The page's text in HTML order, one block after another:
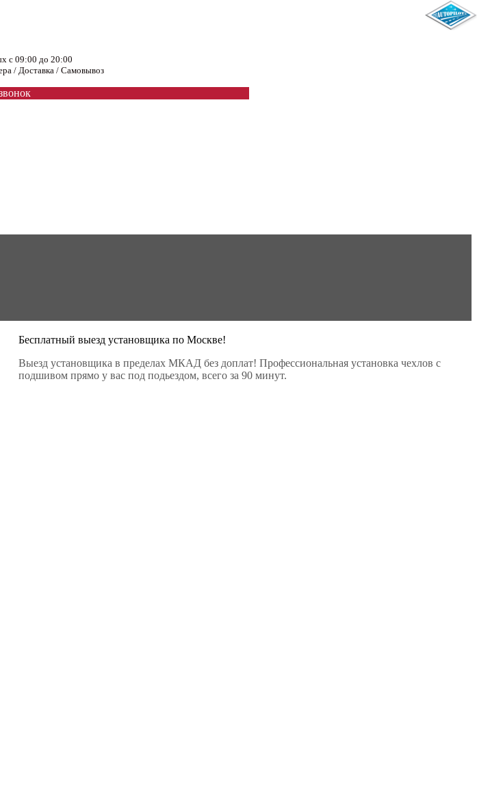
с 09:00 до 20:00
/ Доставка / Самовывоз
Бесплатный выезд установщика по Москве!
Выезд установщика в пределах МКАД без доплат! Профессиональная установка чехлов с
подшивом прямо у вас под подьездом, всего за 90 минут.